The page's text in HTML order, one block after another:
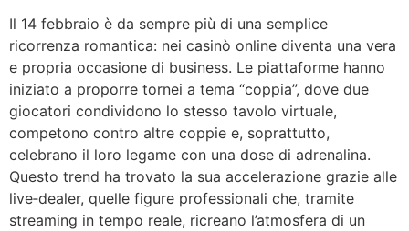
Il 14 febbraio è da sempre più di una semplice
ricorrenza romantica: nei casinò online diventa una vera
e propria occasione di business. Le piattaforme hanno
iniziato a proporre tornei a tema “coppia”, dove due
giocatori condividono lo stesso tavolo virtuale,
competono contro altre coppie e, soprattutto,
celebrano il loro legame con una dose di adrenalina.
Questo trend ha trovato la sua accelerazione grazie alle
live‑dealer, quelle figure professionali che, tramite
streaming in tempo reale, ricreano l’atmosfera di un